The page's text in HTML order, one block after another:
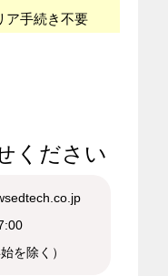
ア手続き不要
ください
を除く）